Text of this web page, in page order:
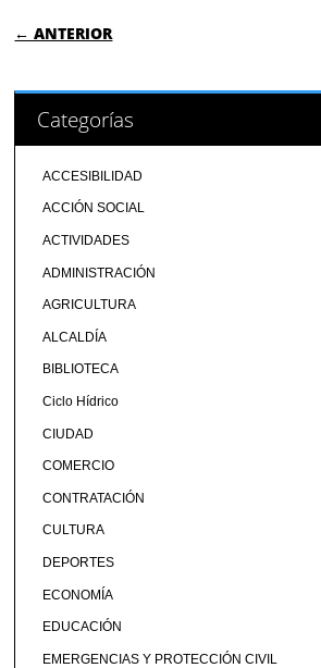
NAVEGACIÓN DE
← ANTERIOR
Categorías
ACCESIBILIDAD
ACCIÓN SOCIAL
ACTIVIDADES
ADMINISTRACIÓN
AGRICULTURA
ALCALDÍA
BIBLIOTECA
Ciclo Hídrico
CIUDAD
COMERCIO
CONTRATACIÓN
CULTURA
DEPORTES
ECONOMÍA
EDUCACIÓN
EMERGENCIAS Y PROTECCIÓN CIVIL